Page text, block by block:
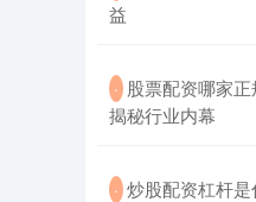
益
· 股票配资哪家
揭秘行业内幕
· 炒股配资杠杆